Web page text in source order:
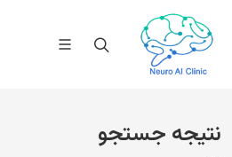
نتیجه جستجو